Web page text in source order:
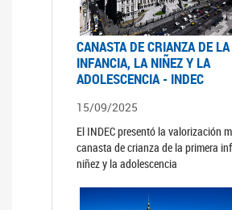
CANASTA DE CRIANZA DE
INFANCIA, LA NIÑEZ Y LA
ADOLESCENCIA - INDEC
15/09/2025
El INDEC presentó la valorización
canasta de crianza de la primera
niñez y la adolescencia